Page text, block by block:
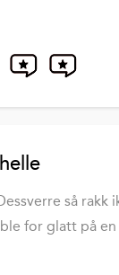
så rakk
for glatt på